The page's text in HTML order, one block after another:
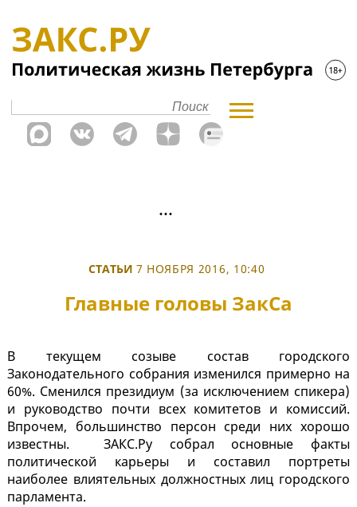
СТАТЬИ 7 НОЯБРЯ 2016, 10:40
Главные головы ЗакСа
В текущем созыве состав городского
Законодательного собрания изменился примерно на
60%. Сменился президиум (за исключением спикера)
и руководство почти всех комитетов и комиссий.
Впрочем, большинство персон среди них хорошо
известны. ЗАКС.Ру собрал основные факты
политической карьеры и составил портреты
наиболее влиятельных должностных лиц городского
парламента.